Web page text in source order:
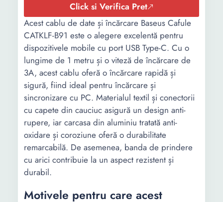
Click si Verifica Pret
Acest cablu de date și încărcare Baseus Cafule
CATKLF-B91 este o alegere excelentă pentru
dispozitivele mobile cu port USB Type-C. Cu o
lungime de 1 metru și o viteză de încărcare de
3A, acest cablu oferă o încărcare rapidă și
sigură, fiind ideal pentru încărcare și
sincronizare cu PC. Materialul textil și conectorii
cu capete din cauciuc asigură un design anti-
rupere, iar carcasa din aluminiu tratată anti-
oxidare și coroziune oferă o durabilitate
remarcabilă. De asemenea, banda de prindere
cu arici contribuie la un aspect rezistent și
durabil.
Motivele pentru care acest